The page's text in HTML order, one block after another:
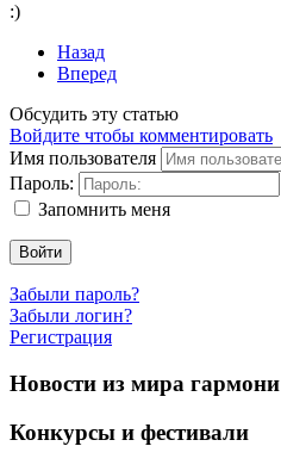
:)
Назад
Вперед
Обсудить эту статью
Войдите чтобы комментировать
Имя пользователя
Пароль:
Запомнить меня
Войти
Забыли пароль?
Забыли логин?
Регистрация
Новости из мира гармони
Конкурсы и фестивали